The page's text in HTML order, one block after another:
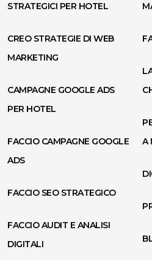
STRATEGICI PER HOTEL
CREO STRATEGIE DI WEB
MARKETING
CAMPAGNE GOOGLE ADS
PER HOTEL
FACCIO CAMPAGNE GOOGLE
ADS
FACCIO SEO STRATEGICO
FACCIO AUDIT E ANALISI
DIGITALI
A